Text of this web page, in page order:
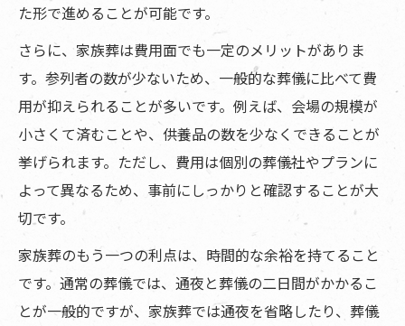
た形で進めることが可能です。
さらに、家族葬は費用面でも一定のメリットがありま
す。参列者の数が少ないため、一般的な葬儀に比べて費
用が抑えられることが多いです。例えば、会場の規模が
小さくて済むことや、供養品の数を少なくできることが
挙げられます。ただし、費用は個別の葬儀社やプランに
よって異なるため、事前にしっかりと確認することが大
切です。
家族葬のもう一つの利点は、時間的な余裕を持てること
です。通常の葬儀では、通夜と葬儀の二日間がかかるこ
とが一般的ですが、家族葬では通夜を省略したり、葬儀